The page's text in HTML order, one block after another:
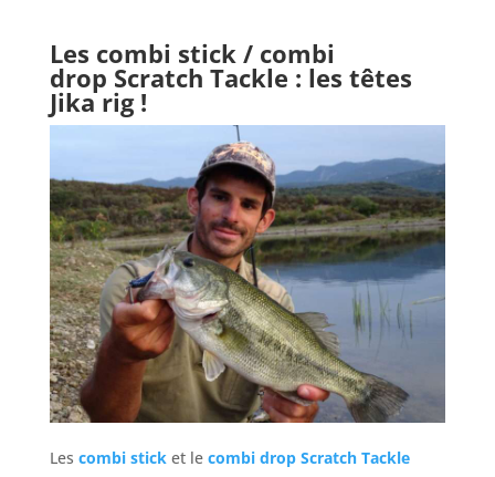
Les combi stick / combi
drop Scratch Tackle : les têtes
Jika rig !
Les combi stick et lecombi drop Scratch Tackle